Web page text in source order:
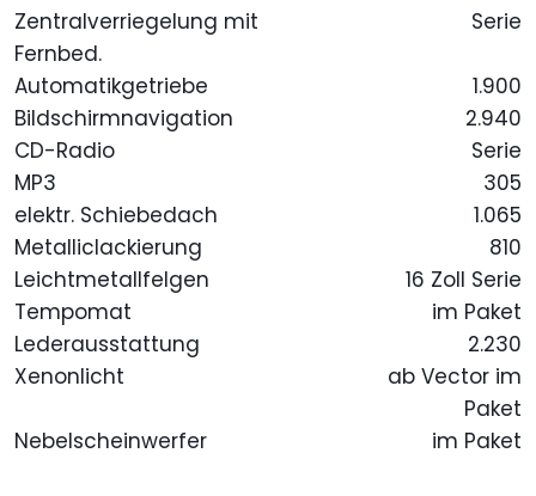
Zentralverriegelung mit
Fernbed.
Serie
Automatikgetriebe
1.900
Bildschirmnavigation
2.940
CD-Radio
Serie
MP3
305
elektr. Schiebedach
1.065
Metalliclackierung
810
Leichtmetallfelgen
16 Zoll Serie
Tempomat
im Paket
Lederausstattung
2.230
Xenonlicht
ab Vector im
Paket
Nebelscheinwerfer
im Paket